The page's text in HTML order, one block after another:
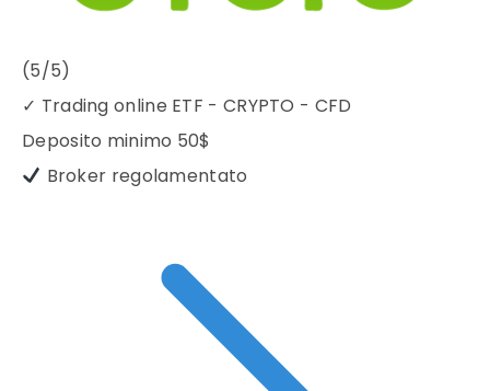
(5/5)
✓ Trading online ETF - CRYPTO - CFD
Deposito minimo 50$
Broker regolamentato